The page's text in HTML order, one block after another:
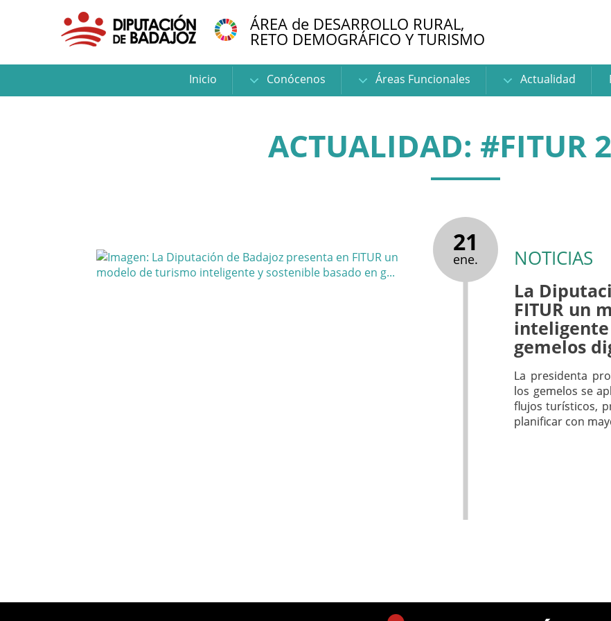
ÁREA de DESARROLLO RURAL,
RETO DEMOGRÁFICO Y TURISMO
Inicio Conócenos Áreas Funcionales Actualidad
ACTUALIDAD: #FITUR
21
ene. NOTICIAS
La
FITUR un
inteligente
gemelos
La presidenta
los gemelos se
flujos turísticos,
planificar con